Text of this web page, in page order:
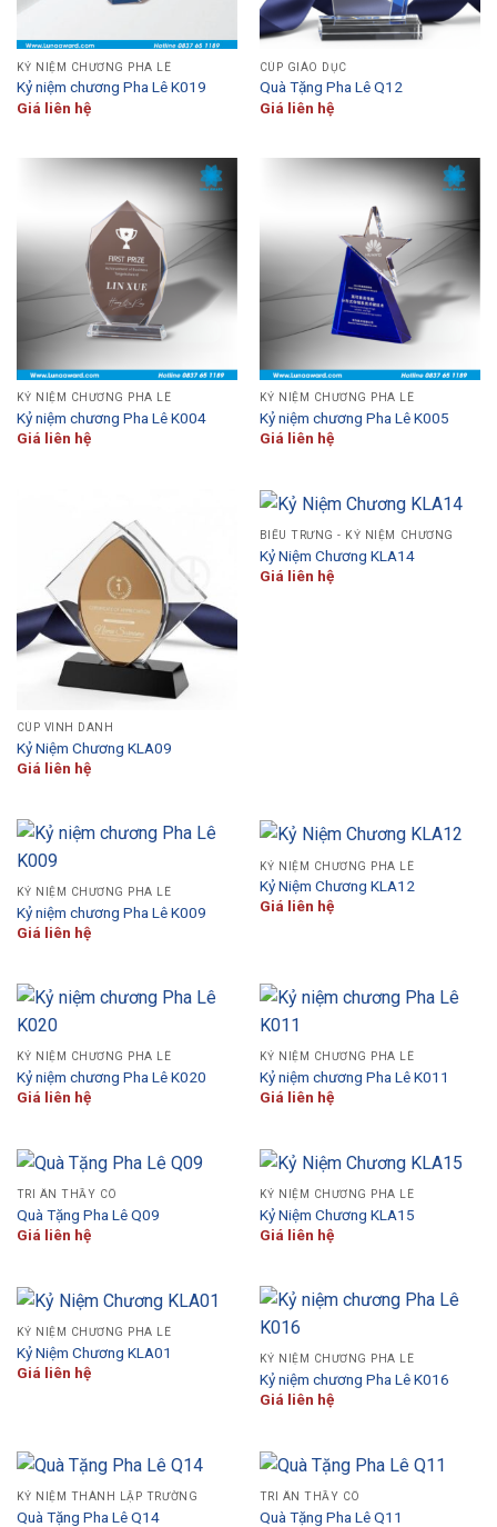
KỶ NIỆM CHƯƠNG PHA LÊ
Kỷ niệm chương Pha Lê K019
Giá liên hệ
CÚP GIÁO DỤC
Quà Tặng Pha Lê Q12
Giá liên hệ
KỶ NIỆM CHƯƠNG PHA LÊ
Kỷ niệm chương Pha Lê K004
Giá liên hệ
KỶ NIỆM CHƯƠNG PHA LÊ
Kỷ niệm chương Pha Lê K005
Giá liên hệ
CÚP VINH DANH
Kỷ Niệm Chương KLA09
Giá liên hệ
BIỂU TRƯNG - KỶ NIỆM CHƯƠNG
Kỷ Niệm Chương KLA14
Giá liên hệ
KỶ NIỆM CHƯƠNG PHA LÊ
Kỷ niệm chương Pha Lê K009
Giá liên hệ
KỶ NIỆM CHƯƠNG PHA LÊ
Kỷ Niệm Chương KLA12
Giá liên hệ
KỶ NIỆM CHƯƠNG PHA LÊ
Kỷ niệm chương Pha Lê K020
Giá liên hệ
KỶ NIỆM CHƯƠNG PHA LÊ
Kỷ niệm chương Pha Lê K011
Giá liên hệ
TRI ÂN THẦY CÔ
Quà Tặng Pha Lê Q09
Giá liên hệ
KỶ NIỆM CHƯƠNG PHA LÊ
Kỷ Niệm Chương KLA15
Giá liên hệ
KỶ NIỆM CHƯƠNG PHA LÊ
Kỷ Niệm Chương KLA01
Giá liên hệ
KỶ NIỆM CHƯƠNG PHA LÊ
Kỷ niệm chương Pha Lê K016
Giá liên hệ
KỶ NIỆM THÀNH LẬP TRƯỜNG
Quà Tặng Pha Lê Q14
TRI ÂN THẦY CÔ
Quà Tặng Pha Lê Q11